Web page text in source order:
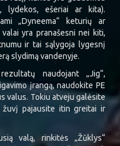
lydekos, ešeriai ar kita).
„Dyneema“ keturių ar
yra pranašesni nei kiti,
ir tai sąlygoja lygesnį
slydimą vandenyje.
naudojant „Jig“,
įrangą, naudokite PE
valus. Tokiu atveju galėsite
pajausite itin greitai ir
valą, rinkitės „Žūklys“